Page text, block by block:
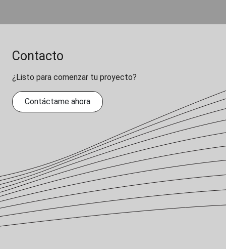
Contacto
¿Listo para comenzar tu proyecto?
Contáctame ahora